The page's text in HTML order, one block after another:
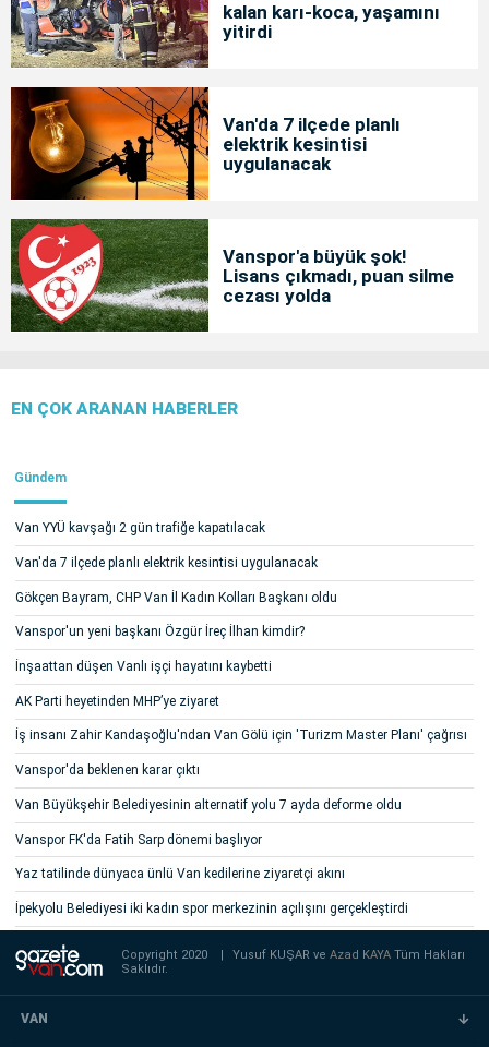
kalan karı-koca, yaşamını
yitirdi
Van'da 7 ilçede planlı
elektrik kesintisi
uygulanacak
Vanspor'a büyük şok!
Lisans çıkmadı, puan silme
cezası yolda
EN ÇOK ARANAN HABERLER
Gündem
Van YYÜ kavşağı 2 gün trafiğe kapatılacak
Van'da 7 ilçede planlı elektrik kesintisi uygulanacak
Gökçen Bayram, CHP Van İl Kadın Kolları Başkanı oldu
Vanspor'un yeni başkanı Özgür İreç İlhan kimdir?
İnşaattan düşen Vanlı işçi hayatını kaybetti
AK Parti heyetinden MHP’ye ziyaret
İş insanı Zahir Kandaşoğlu'ndan Van Gölü için 'Turizm Master Planı' çağrısı
Vanspor'da beklenen karar çıktı
Van Büyükşehir Belediyesinin alternatif yolu 7 ayda deforme oldu
Vanspor FK'da Fatih Sarp dönemi başlıyor
Yaz tatilinde dünyaca ünlü Van kedilerine ziyaretçi akını
İpekyolu Belediyesi iki kadın spor merkezinin açılışını gerçekleştirdi
Copyright 2020 Yusuf KUŞAR veAzad KAYATüm Hakları
Saklıdır.
VAN